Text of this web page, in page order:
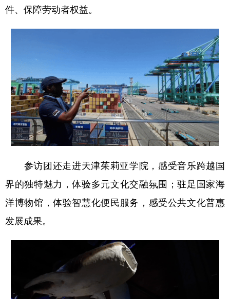
件、保障劳动者权益。
参访团还走进天津茱莉亚学院，感受音乐跨越国
界的独特魅力，体验多元文化交融氛围；驻足国家海
洋博物馆，体验智慧化便民服务，感受公共文化普惠
发展成果。